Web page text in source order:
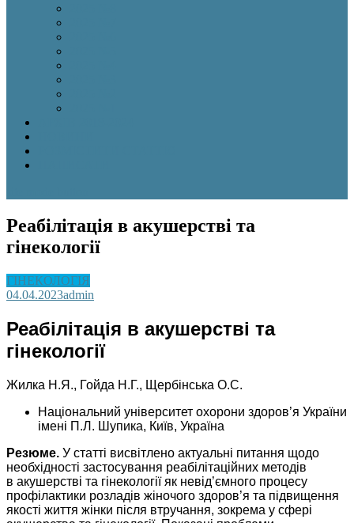
Реабілітація в акушерстві та
гінекології
ГІНЕКОЛОГІЯ
04.04.2023admin
Реабілітація в акушерстві та
гінекології
Жилка Н.Я., Гойда Н.Г., Щербінська О.С.
Національний університет охорони здоров’я України
імені П.Л. Шупика, Київ, Україна
Резюме. У статті висвітлено актуальні питання щодо
необхідності застосування реабілітаційних методів
в акушерстві та гінекології як невід’ємного процесу
профілактики розладів жіночого здоров’я та підвищення
якості життя жінки після втручання, зокрема у сфері